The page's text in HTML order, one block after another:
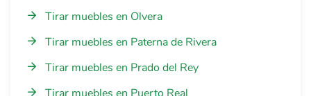
Tirar muebles en Olvera
Tirar muebles en Paterna de Rivera
Tirar muebles en Prado del Rey